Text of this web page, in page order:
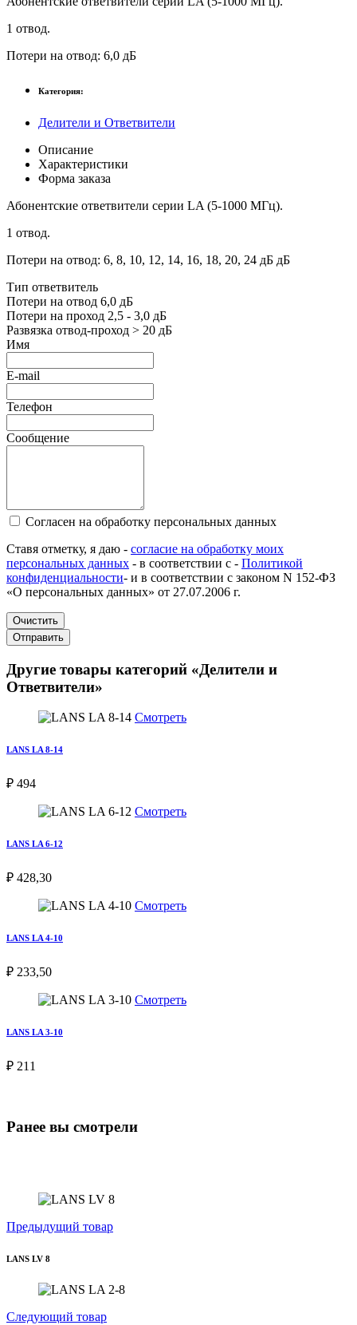
1 отвод.
Потери на отвод: 6,0 дБ
Категория:
Делители и Ответвители
Описание
Характеристики
Форма заказа
Абонентские ответвители серии LA (5-1000 МГц).
1 отвод.
Потери на отвод: 6, 8, 10, 12, 14, 16, 18, 20, 24 дБ дБ
Тип ответвитель
Потери на отвод 6,0 дБ
Потери на проход 2,5 - 3,0 дБ
Развязка отвод-проход > 20 дБ
Имя
E-mail
Телефон
Сообщение
Согласен на обработку персональных данных
Ставя отметку, я даю - согласие на обработку моих
персональных данных - в соответствии с - Политикой
конфиденциальности- и в соответствии с законом N 152-ФЗ
«О персональных данных» от 27.07.2006 г.
Очистить
Отправить
Другие товары категорий «Делители и
Ответвители»
Смотреть
LANS LA 8-14
₽ 494
Смотреть
LANS LA 6-12
₽ 428,30
Смотреть
LANS LA 4-10
₽ 233,50
Смотреть
LANS LA 3-10
₽ 211
Ранее вы смотрели
Предыдущий товар
LANS LV 8
Следующий товар